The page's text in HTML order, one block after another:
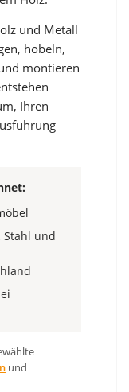
und Metall
hobeln,
montieren
Ihren
Stahl und
und